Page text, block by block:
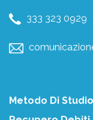
333 323 0929
Metodo Di Studio